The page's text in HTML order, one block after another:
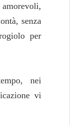
senza
per
nei
vi